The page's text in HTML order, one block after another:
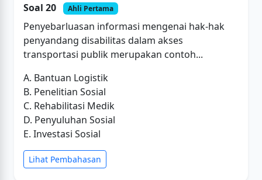
Soal 20 Ahli Pertama
Penyebarluasan informasi mengenai hak-hak
penyandang disabilitas dalam akses
transportasi publik merupakan contoh...
A. Bantuan Logistik
B. Penelitian Sosial
C. Rehabilitasi Medik
D. Penyuluhan Sosial
E. Investasi Sosial
Lihat Pembahasan